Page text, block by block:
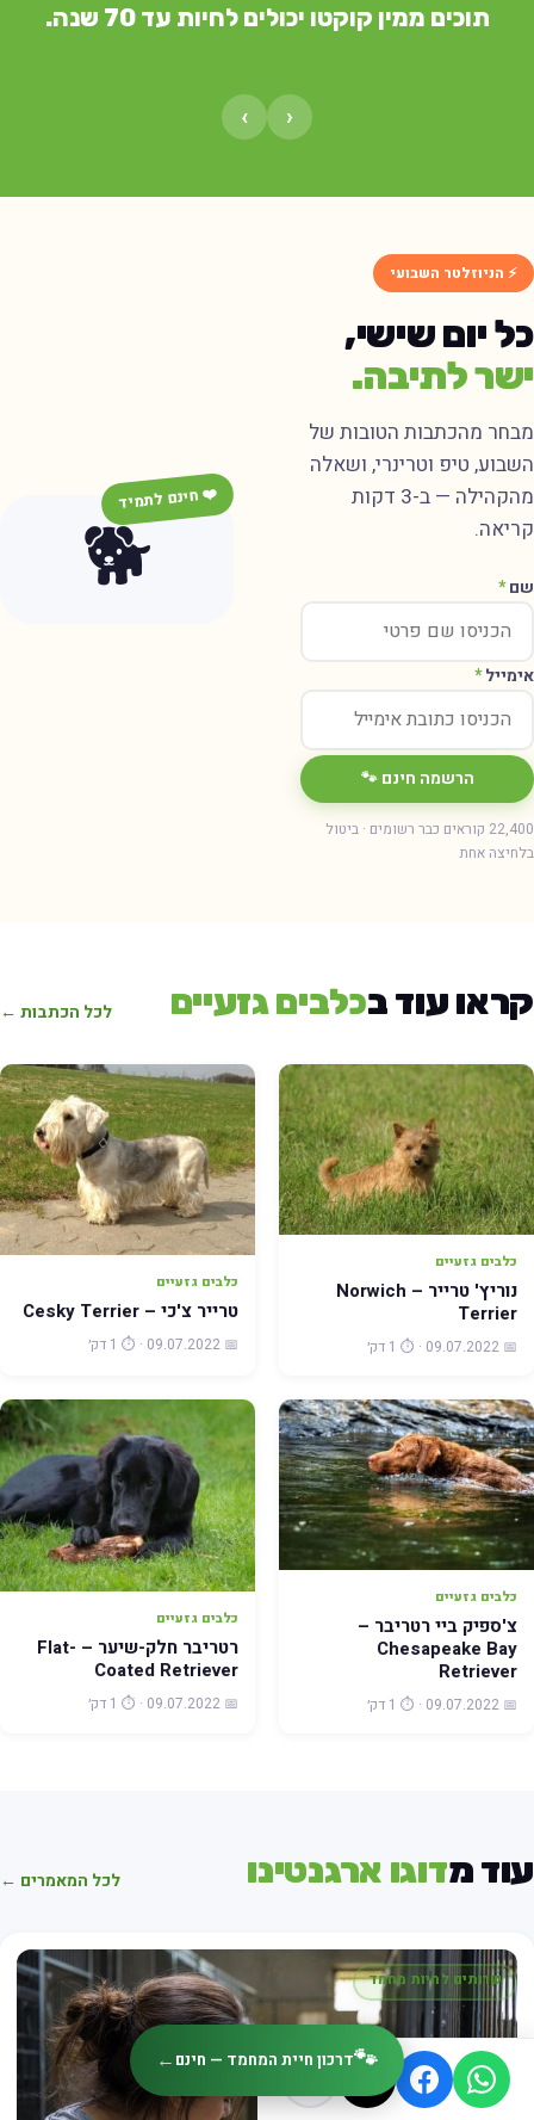
תוכים ממין קוקטו יכולים לחיות עד 70 שנה.
‹
›
⚡ הניוזלטר השבועי
כל יום שישי,
ישר לתיבה.
מבחר מהכתבות הטובות של
השבוע, טיפ וטרינרי, ושאלה
מהקהילה — ב-3 דקות
קריאה.
שם*
אימייל*
הרשמה חינם 🐾
22,400 קוראים כבר רשומים · ביטול
בלחיצה אחת
🐕
❤️ חינם לתמיד
קראו עוד בכלבים גזעיים לכל הכתבות ←
כלבים גזעיים
נוריץ' טרייר – Norwich
Terrier
📅 09.07.2022 · ⏱️ 1 דק׳
כלבים גזעיים
טרייר צ'כי – Cesky Terrier
📅 09.07.2022 · ⏱️ 1 דק׳
כלבים גזעיים
צ'ספיק ביי רטריבר –
Chesapeake Bay
Retriever
📅 09.07.2022 · ⏱️ 1 דק׳
כלבים גזעיים
רטריבר חלק-שיער – Flat-
Coated Retriever
📅 09.07.2022 · ⏱️ 1 דק׳
עוד מדוגו ארגנטינו לכל המאמרים ←
שרותים לחיות מחמד
🐾דרכון חיית המחמד — חינם ←